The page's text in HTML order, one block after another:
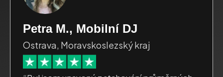
Petra M., Mobilní DJ
Ostrava, Moravskoslezský kraj